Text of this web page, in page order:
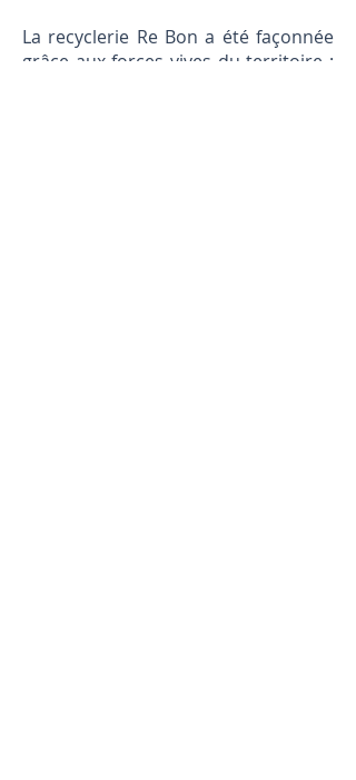
La recyclerie Re Bon a été façonnée
grâce aux forces vives du territoire :